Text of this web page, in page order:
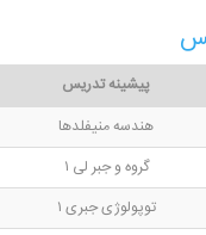
پیشینه تدریس
هندسه منیفلدها
گروه و جبر لی ۱
توپولوژی جبری ۱